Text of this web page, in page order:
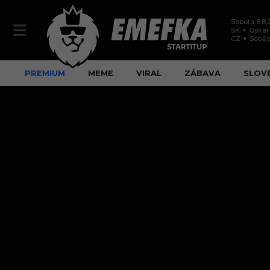
Sobota
SK
Oskar
CZ
PREMIUM MEME VIRAL ZÁBAVA